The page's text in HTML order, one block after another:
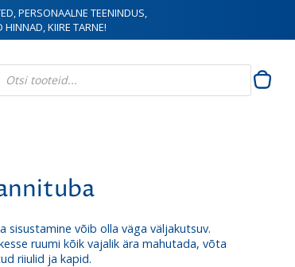
PERSONAALNE TEENINDUS,
HINNAD, KIIRE TARNE!
sisustamine võib olla väga väljakutsuv.
ruumi kõik vajalik ära mahutada, võta
riiulid ja kapid.